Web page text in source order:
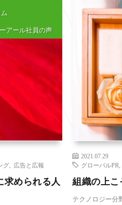
アール社員の声
グ 広告と広報
求められる人
2021.07.29
グローバルPR
組織の上こ
テクノロジー分